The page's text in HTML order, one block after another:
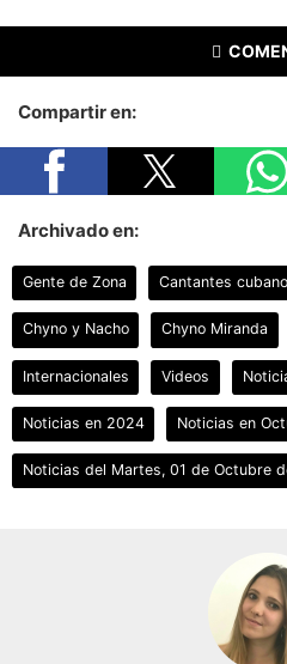
Compartir en:
Archivado en:
Gente de Zona Cantantes
Chyno y Nacho Chyno Miranda
Internacionales Videos
Noticias en 2024 Noticias en
Noticias del Martes, 01 de Octubre